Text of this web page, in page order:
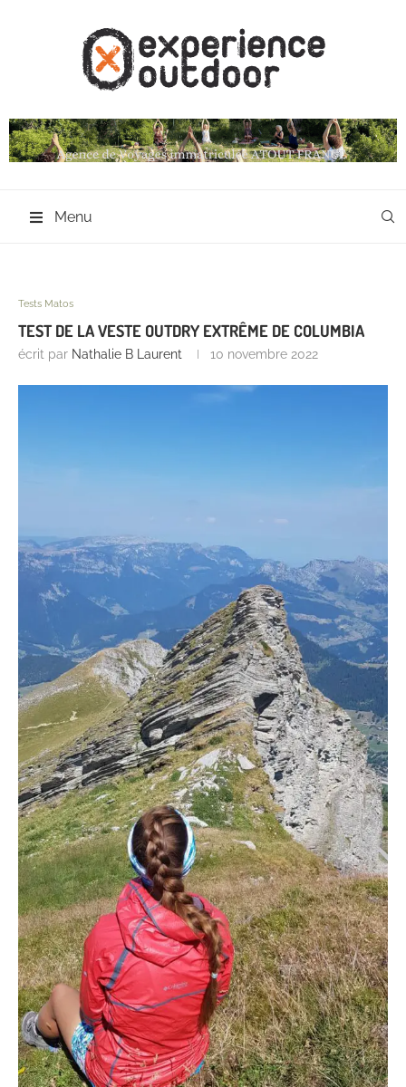
Menu
Tests Matos
TEST DE LA VESTE OUTDRY EXTRÊME DE COLUMBIA
écrit par Nathalie B Laurent 10 novembre 2022